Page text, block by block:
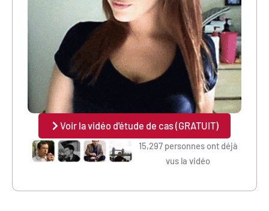
Voir la vidéo d'étude de cas (GRATUIT)
15,297 personnes ont déjà
vus la vidéo